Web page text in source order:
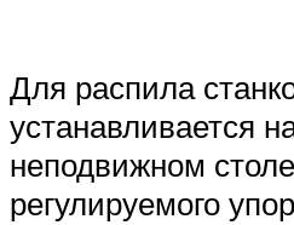
Для распила
устанавливается
неподвижном
регулируемого